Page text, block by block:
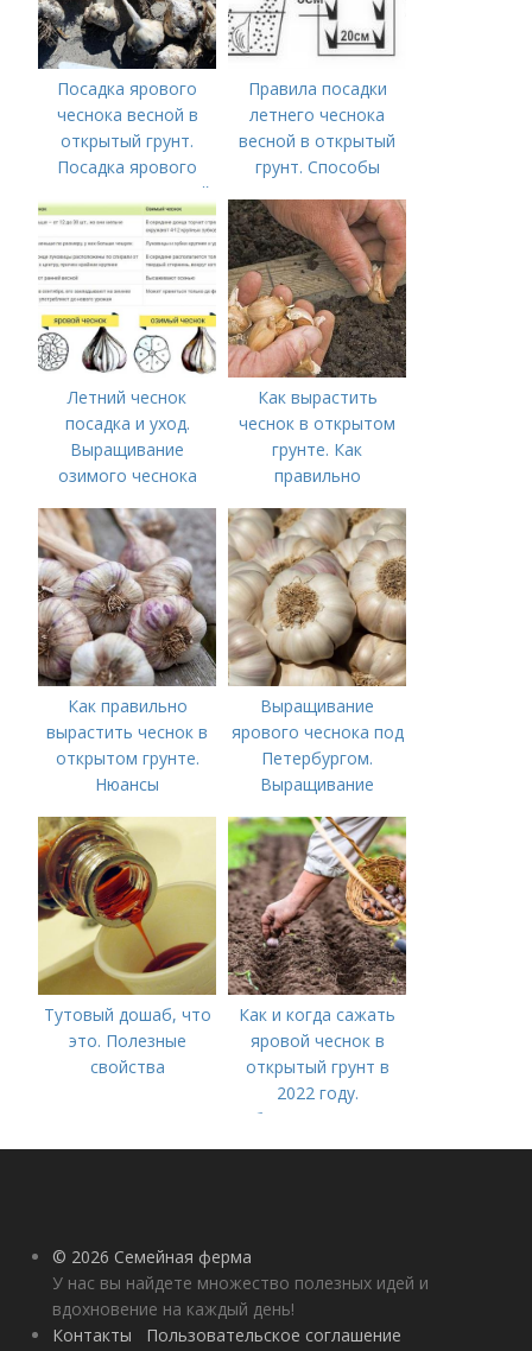
Посадка ярового
чеснока весной в
открытый грунт.
Посадка ярового
чеснока в открытый
грунт
Правила посадки
летнего чеснока
весной в открытый
грунт. Способы
Летний чеснок
посадка и уход.
Выращивание
озимого чеснока
Как вырастить
чеснок в открытом
грунте. Как
правильно
открытом грунте
Как правильно
вырастить чеснок в
открытом грунте.
Нюансы
озимого чеснока
Выращивание
ярового чеснока под
Петербургом.
Выращивание
важных моментов
Тутовый дошаб, что
это. Полезные
свойства
Как и когда сажать
яровой чеснок в
открытый грунт в
2022 году.
Добавление статьи в
новую подборку
© 2026 Семейная ферма
У нас вы найдете множество полезных идей и
вдохновение на каждый день!
Контакты
Пользовательское соглашение